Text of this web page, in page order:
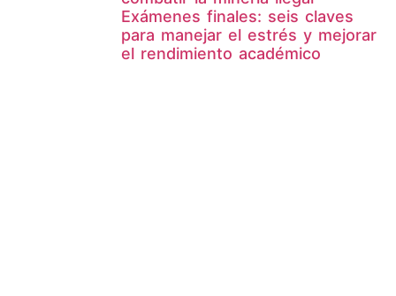
Exámenes finales: seis claves
para manejar el estrés y mejorar
el rendimiento académico